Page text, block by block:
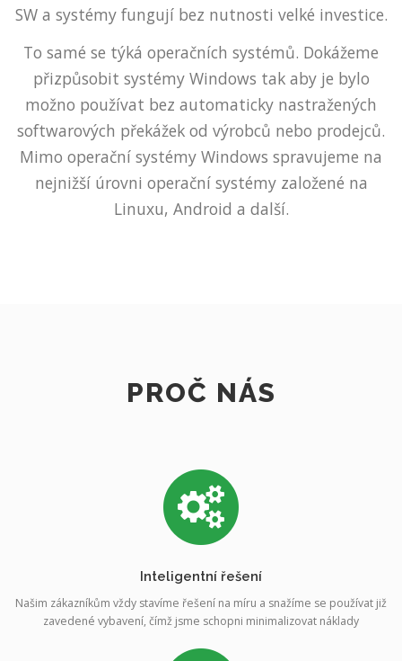
SW a systémy fungují bez nutnosti velké investice.
To samé se týká operačních systémů. Dokážeme
přizpůsobit systémy Windows tak aby je bylo
možno používat bez automaticky nastražených
softwarových překážek od výrobců nebo prodejců.
Mimo operační systémy Windows spravujeme na
nejnižší úrovni operační systémy založené na
Linuxu, Android a další.
PROČ NÁS
Inteligentní řešení
Našim zákazníkům vždy stavíme řešení na míru a snažíme se používat již
zavedené vybavení, čímž jsme schopni minimalizovat náklady